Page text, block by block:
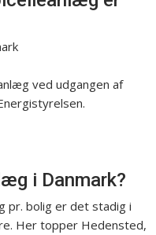
ved udgangen af
i Danmark?
pr. bolig er det stadig i
Her topper Hedensted,